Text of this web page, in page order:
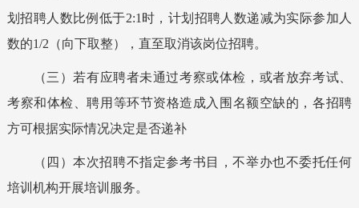
划招聘人数比例低于2:1时，计划招聘人数递减为实际参加人
数的1/2（向下取整），直至取消该岗位招聘。
（三 ） 若有应聘者未通过考察或体检，或者放弃考试、
考察和体检、聘用 等环节资格造成入围名额空缺的， 各招聘
方可根据实际情况决定是否递补
（ 四 ）本次招聘不指定参考书目，不举办也不委托任何
培训机构开展培训服务。